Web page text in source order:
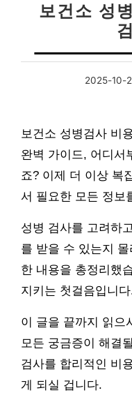
보건소 성
2025-10-
보건소 성병검사 비
완벽 가이드, 어디서
죠? 이제 더 이상 복
서 필요한 모든 정보
성병 검사를 고려하
를 받을 수 있는지
한 내용을 총정리했
지키는 첫걸음입니
이 글을 끝까지 읽으
모든 궁금증이 해결
검사를 합리적인 비
게 되실 겁니다.